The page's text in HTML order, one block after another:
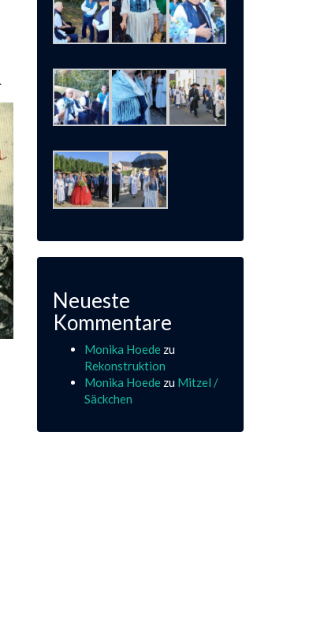
Neueste
Kommentare
Monika Hoedezu
Rekonstruktion
Monika Hoedezu Mitzel /
Säckchen